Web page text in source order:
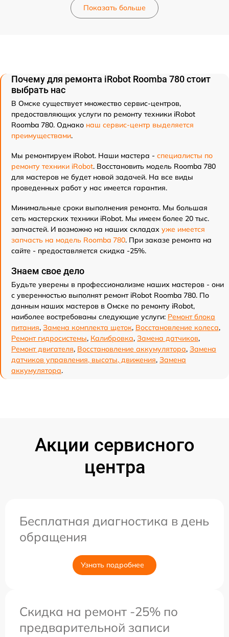
Показать больше
Почему для ремонта iRobot Roomba 780 стоит
выбрать нас
В Омске существует множество сервис-центров,
предоставляющих услуги по ремонту техники iRobot
Roomba 780. Однако наш сервис-центр выделяется
преимуществами.
Мы ремонтируем iRobot. Наши мастера - специалисты по
ремонту техники iRobot. Восстановить модель Roomba 780
для мастеров не будет новой задачей. На все виды
проведенных работ у нас имеется гарантия.
Минимальные сроки выполнения ремонта. Мы большая
сеть мастерских техники iRobot. Мы имеем более 20 тыс.
запчастей. И возможно на наших складах уже имеется
запчасть на модель Roomba 780. При заказе ремонта на
сайте - предоставляется скидка -25%.
Знаем свое дело
Будьте уверены в профессионализме наших мастеров - они
с уверенностью выполнят ремонт iRobot Roomba 780. По
данным наших мастеров в Омске по ремонту iRobot,
наиболее востребованы следующие услуги: Ремонт блока
питания, Замена комплекта щеток, Восстановление колеса,
Ремонт гидросистемы, Калибровка, Замена датчиков,
Ремонт двигателя, Восстановление аккумулятора, Замена
датчиков управления, высоты, движения, Замена
аккумулятора.
Акции сервисного
центра
Бесплатная диагностика в день
обращения
Узнать подробнее
Скидка на ремонт -25% по
предварительной записи